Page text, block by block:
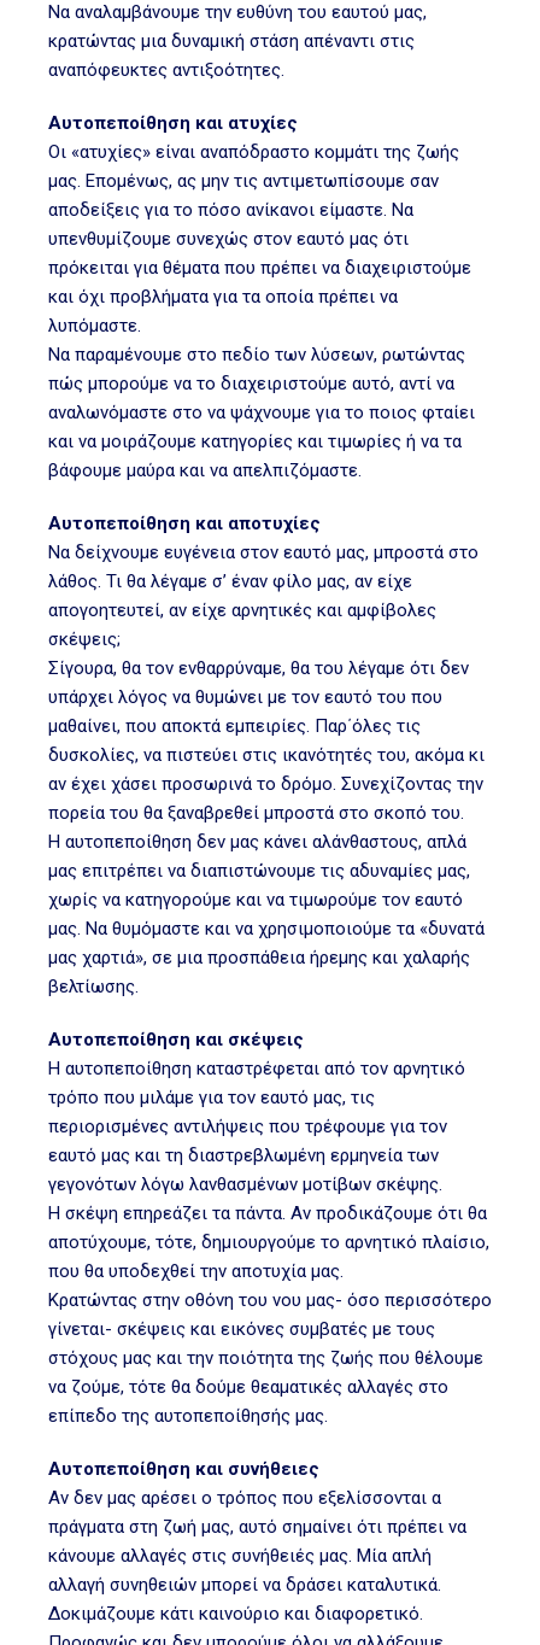
Να αναλαμβάνουμε την ευθύνη του εαυτού μας,
κρατώντας μια δυναμική στάση απέναντι στις
αναπόφευκτες αντιξοότητες.
Αυτοπεποίθηση και ατυχίες
Οι «ατυχίες» είναι αναπόδραστο κομμάτι της ζωής
μας. Επομένως, ας μην τις αντιμετωπίσουμε σαν
αποδείξεις για το πόσο ανίκανοι είμαστε. Να
υπενθυμίζουμε συνεχώς στον εαυτό μας ότι
πρόκειται για θέματα που πρέπει να διαχειριστούμε
και όχι προβλήματα για τα οποία πρέπει να
λυπόμαστε.
Να παραμένουμε στο πεδίο των λύσεων, ρωτώντας
πώς μπορούμε να το διαχειριστούμε αυτό, αντί να
αναλωνόμαστε στο να ψάχνουμε για το ποιος φταίει
και να μοιράζουμε κατηγορίες και τιμωρίες ή να τα
βάφουμε μαύρα και να απελπιζόμαστε.
Αυτοπεποίθηση και αποτυχίες
Να δείχνουμε ευγένεια στον εαυτό μας, μπροστά στο
λάθος. Τι θα λέγαμε σ’ έναν φίλο μας, αν είχε
απογοητευτεί, αν είχε αρνητικές και αμφίβολες
σκέψεις;
Σίγουρα, θα τον ενθαρρύναμε, θα του λέγαμε ότι δεν
υπάρχει λόγος να θυμώνει με τον εαυτό του που
μαθαίνει, που αποκτά εμπειρίες. Παρ΄όλες τις
δυσκολίες, να πιστεύει στις ικανότητές του, ακόμα κι
αν έχει χάσει προσωρινά το δρόμο. Συνεχίζοντας την
πορεία του θα ξαναβρεθεί μπροστά στο σκοπό του.
Η αυτοπεποίθηση δεν μας κάνει αλάνθαστους, απλά
μας επιτρέπει να διαπιστώνουμε τις αδυναμίες μας,
χωρίς να κατηγορούμε και να τιμωρούμε τον εαυτό
μας. Να θυμόμαστε και να χρησιμοποιούμε τα «δυνατά
μας χαρτιά», σε μια προσπάθεια ήρεμης και χαλαρής
βελτίωσης.
Αυτοπεποίθηση και σκέψεις
Η αυτοπεποίθηση καταστρέφεται από τον αρνητικό
τρόπο που μιλάμε για τον εαυτό μας, τις
περιορισμένες αντιλήψεις που τρέφουμε για τον
εαυτό μας και τη διαστρεβλωμένη ερμηνεία των
γεγονότων λόγω λανθασμένων μοτίβων σκέψης.
Η σκέψη επηρεάζει τα πάντα. Αν προδικάζουμε ότι θα
αποτύχουμε, τότε, δημιουργούμε το αρνητικό πλαίσιο,
που θα υποδεχθεί την αποτυχία μας.
Κρατώντας στην οθόνη του νου μας- όσο περισσότερο
γίνεται- σκέψεις και εικόνες συμβατές με τους
στόχους μας και την ποιότητα της ζωής που θέλουμε
να ζούμε, τότε θα δούμε θεαματικές αλλαγές στο
επίπεδο της αυτοπεποίθησής μας.
Αυτοπεποίθηση και συνήθειες
Αν δεν μας αρέσει ο τρόπος που εξελίσσονται α
πράγματα στη ζωή μας, αυτό σημαίνει ότι πρέπει να
κάνουμε αλλαγές στις συνήθειές μας. Μία απλή
αλλαγή συνηθειών μπορεί να δράσει καταλυτικά.
Δοκιμάζουμε κάτι καινούριο και διαφορετικό.